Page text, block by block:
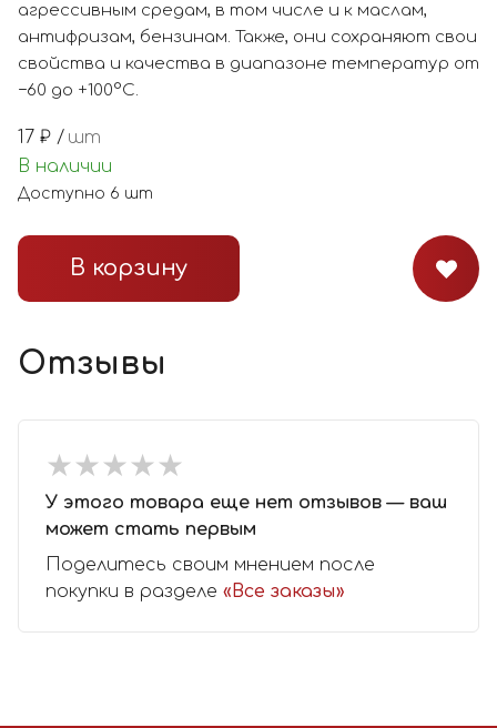
агрессивным средам, в том числе и к маслам,
антифризам, бензинам. Также, они сохраняют свои
свойства и качества в диапазоне температур от
−60 до +100°С.
17 ₽ / шт
В наличии
Доступно 6 шт
В корзину
Отзывы
★★★★★
★★★★★
У этого товара еще нет отзывов — ваш
может стать первым
Поделитесь своим мнением после
покупки в разделе «Все заказы»